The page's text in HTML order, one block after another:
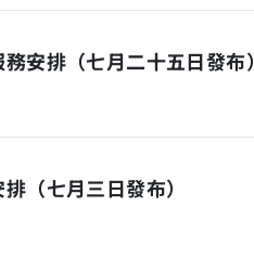
安排（七月二十五日發布）
（七月三日發布）